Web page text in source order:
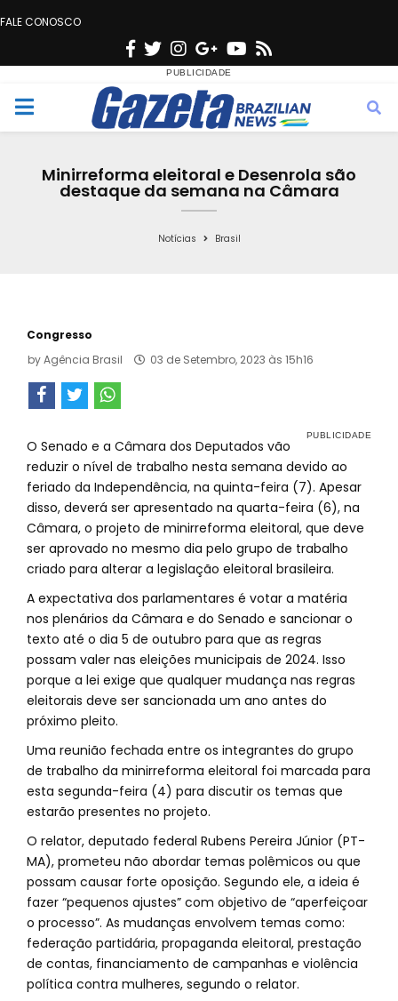
FALE CONOSCO
F
c
e
o
T
w
i
t
e
n
s
t
g
r
a
G
o
o
g
e
Y
u
t
b
s
M
Minirreforma eleitoral e Desenrola são
destaque da semana na Câmara
Notícias Brasil
Congresso
byAgência Brasil 03 de Setembro, 2023 às 15h16
O Senado e a Câmara dos Deputados vão
reduzir o nível de trabalho nesta semana devido ao
feriado da Independência, na quinta-feira (7). Apesar
disso, deverá ser apresentado na quarta-feira (6), na
Câmara, o projeto de minirreforma eleitoral, que deve
ser aprovado no mesmo dia pelo grupo de trabalho
criado para alterar a legislação eleitoral brasileira.
A expectativa dos parlamentares é votar a matéria
nos plenários da Câmara e do Senado e sancionar o
texto até o dia 5 de outubro para que as regras
possam valer nas eleições municipais de 2024. Isso
porque a lei exige que qualquer mudança nas regras
eleitorais deve ser sancionada um ano antes do
próximo pleito.
Uma reunião fechada entre os integrantes do grupo
de trabalho da minirreforma eleitoral foi marcada para
esta segunda-feira (4) para discutir os temas que
estarão presentes no projeto.
O relator, deputado federal Rubens Pereira Júnior (PT-
MA), prometeu não abordar temas polêmicos ou que
possam causar forte oposição. Segundo ele, a ideia é
fazer “pequenos ajustes” com objetivo de “aperfeiçoar
o processo”. As mudanças envolvem temas como:
federação partidária, propaganda eleitoral, prestação
de contas, financiamento de campanhas e violência
política contra mulheres, segundo o relator.